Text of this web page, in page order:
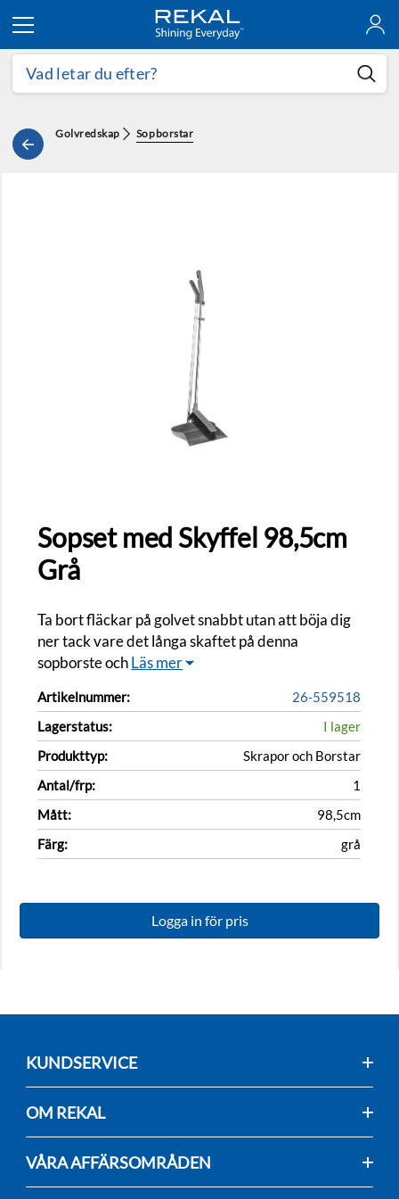
Hoppa till innehållet
Golvredskap Sopborstar
Sopset med Skyffel 98,5cm
Grå
Ta bort fläckar på golvet snabbt utan att böja dig
ner tack vare det långa skaftet på denna
sopborste ochLäs mer
Artikelnummer:
26-559518
Lagerstatus:
I lager
Produkttyp:
Skrapor och Borstar
Antal/frp:
1
Mått:
98,5cm
Färg:
grå
Logga in för pris
KUNDSERVICE
OM REKAL
VÅRA AFFÄRSOMRÅDEN